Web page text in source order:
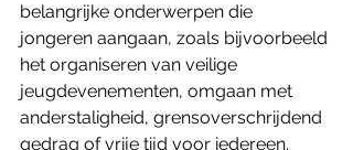
belangrijke onderwerpen die
jongeren aangaan, zoals bijvoorbeeld
het organiseren van veilige
jeugdevenementen, omgaan met
anderstaligheid, grensoverschrijdend
gedrag of vrije tijd voor iedereen.